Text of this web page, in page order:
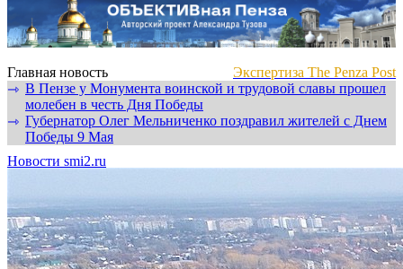
Главная новость
Экспертиза The Penza Post
⇾ В Пензе у Монумента воинской и трудовой славы прошел
молебен в честь Дня Победы
⇾ Губернатор Олег Мельниченко поздравил жителей с Днем
Победы 9 Мая
Новости smi2.ru